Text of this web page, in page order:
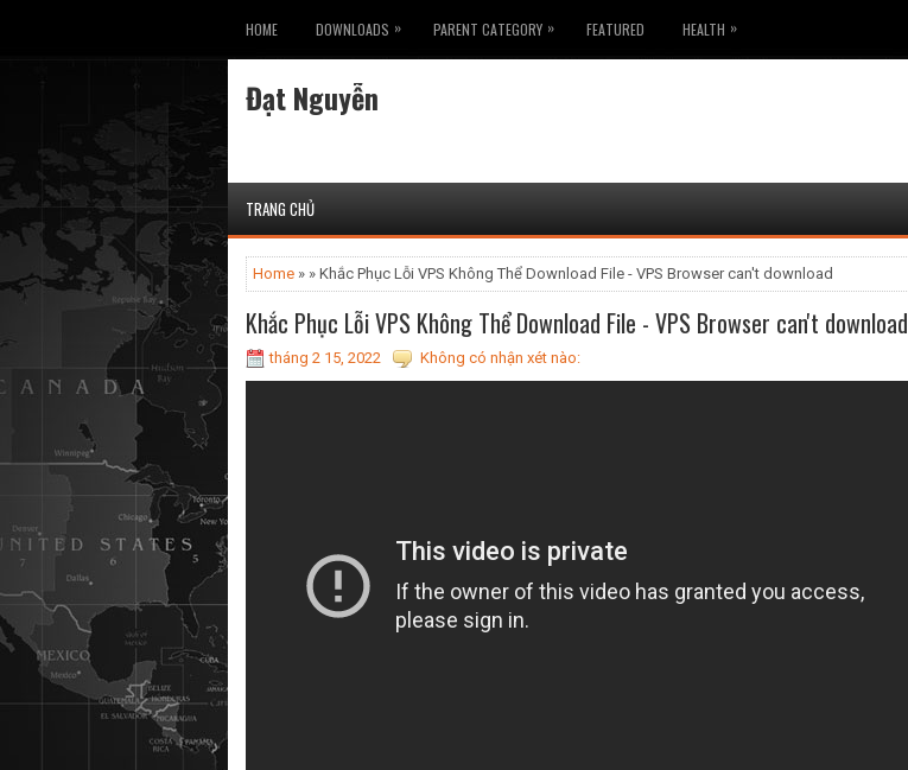
HOME DOWNLOADS » PARENT CATEGORY » FEATURED HEALTH »
Đạt Nguyễn
TRANG CHỦ
Home » » Khắc Phục Lỗi VPS Không Thể Download File - VPS Browser can't download
Khắc Phục Lỗi VPS Không Thể Download File - VPS Browser can't download
tháng 2 15, 2022 Không có nhận xét nào: